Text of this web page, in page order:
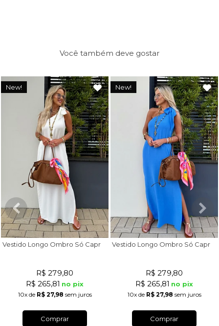
Você também deve gostar
New!
R$ 279,80
R$ 265,81 no pix
10xde R$ 27,98 sem juros
Comprar
New!
R$ 279,80
R$ 265,81 no pix
10xde R$ 27,98 sem juros
Comprar